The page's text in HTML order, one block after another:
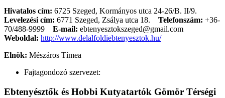
Hivatalos cím: 6725 Szeged, Kormányos utca 24-26/B. II/9.
Levelezési cím: 6771 Szeged, Zsálya utca 18. Telefonszám: +36-
70/488-9999
E-mail: ebtenyesztokszeged@gmail.com
Weboldal: http://www.delalfoldiebtenyesztok.hu/
Elnök: Mészáros Tímea
Fajtagondozó szervezet:
Ebtenyésztők és Hobbi Kutyatartók Gömör Térségi